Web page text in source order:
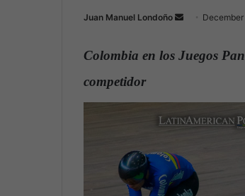
Juan Manuel Londoño
n
n
e
i
l
December
Colombia en los Juegos
competidor.